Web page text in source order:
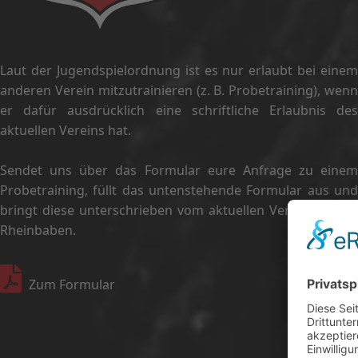
Laut der Jugendspielordnung ist es nur erlaubt bei einem
anderen Verein mitzutrainieren (z. B. Probetraining), wenn
er dafür ausdrücklich eine schriftliche Erlaubnis des
aktuellen Vereins hat.
Sendet uns über das Formular eure Anfrage zu einem
Probetraining, füllt das untenstehende Formular aus und
bringt diese unterschrieben vom aktuellen Verein mit auf
Rheinbaben.
Zum Formular